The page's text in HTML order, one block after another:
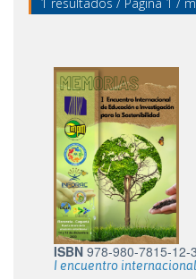
ISBN 978-980-7815-12-3
I encuentro